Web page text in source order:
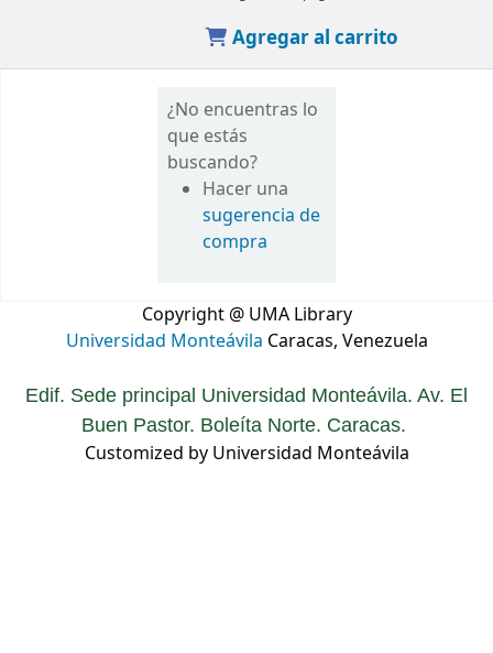
Agregar al carrito
¿No encuentras lo
que estás
buscando?
Hacer una
sugerencia de
compra
Copyright @ UMA Library
Universidad Monteávila Caracas, Venezuela
Edif. Sede principal Universidad Monteávila. Av. El
Buen Pastor. Boleíta Norte. Caracas.
Customized by Universidad Monteávila